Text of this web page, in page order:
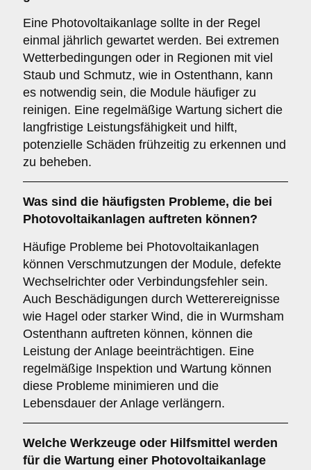
Eine Photovoltaikanlage sollte in der Regel
einmal jährlich gewartet werden. Bei extremen
Wetterbedingungen oder in Regionen mit viel
Staub und Schmutz, wie in Ostenthann, kann
es notwendig sein, die Module häufiger zu
reinigen. Eine regelmäßige Wartung sichert die
langfristige Leistungsfähigkeit und hilft,
potenzielle Schäden frühzeitig zu erkennen und
zu beheben.
Was sind die häufigsten Probleme, die bei
Photovoltaikanlagen auftreten können?
Häufige Probleme bei Photovoltaikanlagen
können Verschmutzungen der Module, defekte
Wechselrichter oder Verbindungsfehler sein.
Auch Beschädigungen durch Wetterereignisse
wie Hagel oder starker Wind, die in Wurmsham
Ostenthann auftreten können, können die
Leistung der Anlage beeinträchtigen. Eine
regelmäßige Inspektion und Wartung können
diese Probleme minimieren und die
Lebensdauer der Anlage verlängern.
Welche Werkzeuge oder Hilfsmittel werden
für die Wartung einer Photovoltaikanlage